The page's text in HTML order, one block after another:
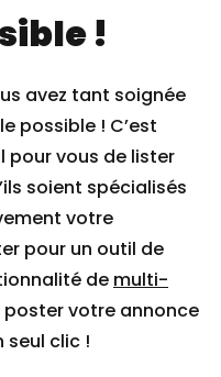
!
avez tant soignée
possible ! C’est
pour vous de lister
soient spécialisés
votre
pour un outil de
de multi-
votre annonce
seul clic !